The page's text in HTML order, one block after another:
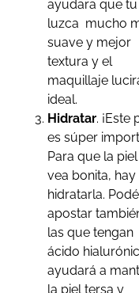
ayudara que tu
luzca mucho
suave y mejor
textura y el
maquillaje
ideal.
Hidratar. ¡Este
es súper
Para que la
vea bonita,
hidratarla.
apostar
las que tengan
ácido
ayudará a
la piel tersa y